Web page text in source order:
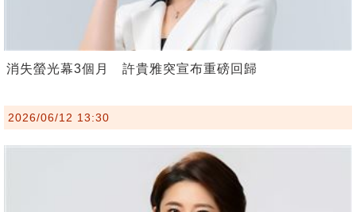
消失螢光幕3個月 許貴雅突宣布重磅回歸
2026/06/12 13:30